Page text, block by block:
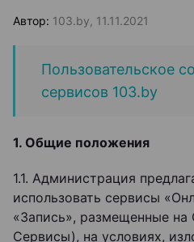
Автор: 103.by, 11.11.2021
Пользовательское
сервисов 103.by
1. Общие положения
1.1. Администрация
использовать сервисы
«Запись», размещенные
Сервисы), на условиях,